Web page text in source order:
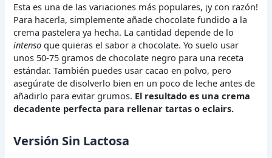
Esta es una de las variaciones más populares, ¡y con razón!
Para hacerla, simplemente añade chocolate fundido a la
crema pastelera ya hecha. La cantidad depende de lo
intenso que quieras el sabor a chocolate. Yo suelo usar
unos 50-75 gramos de chocolate negro para una receta
estándar. También puedes usar cacao en polvo, pero
asegúrate de disolverlo bien en un poco de leche antes de
añadirlo para evitar grumos. El resultado es una crema
decadente perfecta para rellenar tartas o eclairs.
Versión Sin Lactosa